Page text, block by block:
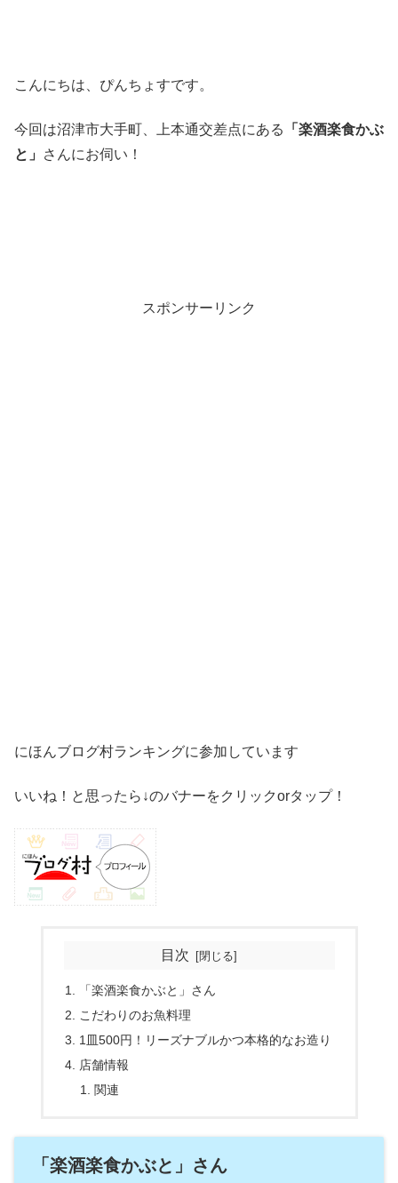
こんにちは、ぴんちょすです。
今回は沼津市大手町、上本通交差点にある
「楽酒楽食かぶ
と」
さんにお伺い！
スポンサーリンク
にほんブログ村ランキングに参加しています
いいね！と思ったら↓のバナーをクリックorタップ！
目次
「楽酒楽食かぶと」さん
こだわりのお魚料理
1皿500円！リーズナブルかつ本格的なお造り
店舗情報
関連
「楽酒楽食かぶと」さん